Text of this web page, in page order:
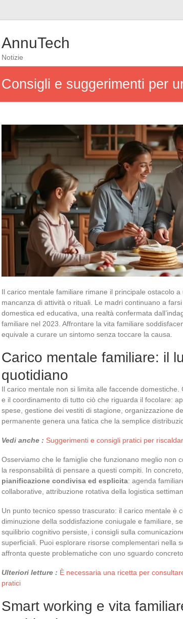
AnnuTech
Notizie
Consigli e suggerimenti per
Il carico mentale familiare rimane il principale ostacolo
mancanza di attività o rituali. Le madri continuano a
domestica ed educativa, una realtà confermata
familiare nel 2023. Affrontare la vita familiare
equivale a curare un sintomo senza toccare la causa.
Carico mentale familiare: il
quotidiano
Il carico mentale non si limita alle faccende domestiche.
e il coordinamento di tutto ciò che riguarda il focolare:
spese, gestione dei vestiti di stagione, organizzazione
permanente genera una fatica che la semplice
Vedi anche : Suggerimenti e consigli pratici per
Osserviamo che le famiglie che funzionano meglio non
la responsabilità di pensare a questi compiti. In
pianificazione condivisa ed esplicita: agenda
collaborative, attribuzione rotativa della logistica
Un punto tecnico spesso trascurato: il carico mentale è
diminuzione della soddisfazione coniugale e familiare,
squilibrio cognitivo persiste, i consigli sulla
superficiali. Puoi esplorare risorse complementari nella
affronta queste problematiche con uno sguardo concreto.
Ulteriori letture : È necessaria una ricetta per
pratici
Smart working e vita